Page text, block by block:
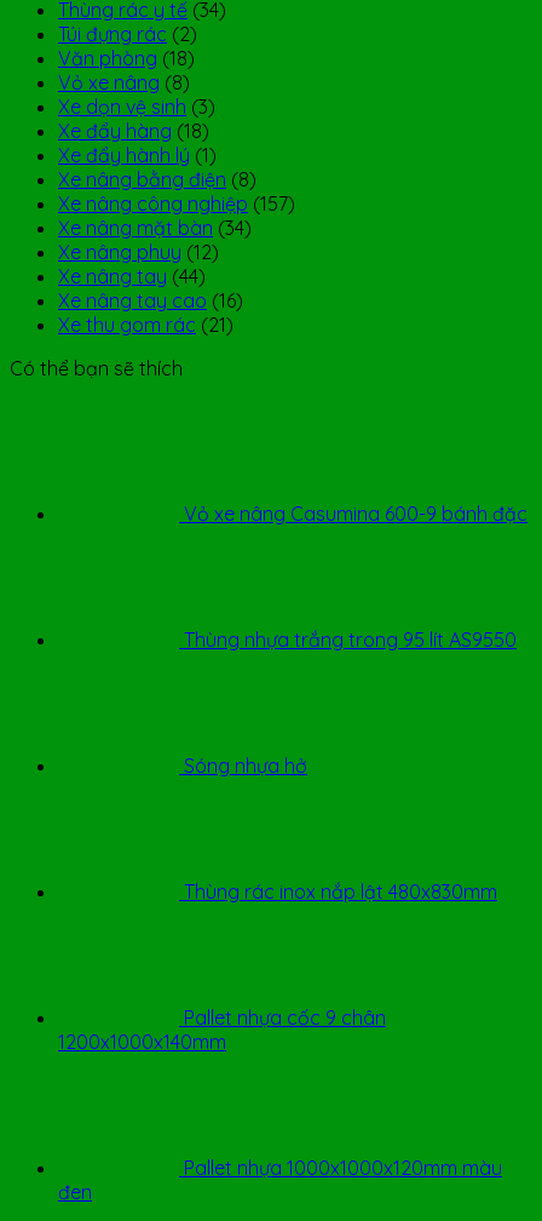
Thùng rác y tế (34)
Túi đựng rác (2)
Văn phòng (18)
Vỏ xe nâng (8)
Xe dọn vệ sinh (3)
Xe đẩy hàng (18)
Xe đẩy hành lý (1)
Xe nâng bằng điện (8)
Xe nâng công nghiệp (157)
Xe nâng mặt bàn (34)
Xe nâng phuy (12)
Xe nâng tay (44)
Xe nâng tay cao (16)
Xe thu gom rác (21)
Có thể bạn sẽ thích
Vỏ xe nâng Casumina 600-9 bánh đặc
Thùng nhựa trắng trong 95 lít AS9550
Sóng nhựa hở
Thùng rác inox nắp lật 480x830mm
Pallet nhựa cốc 9 chân
1200x1000x140mm
Pallet nhựa 1000x1000x120mm màu
đen